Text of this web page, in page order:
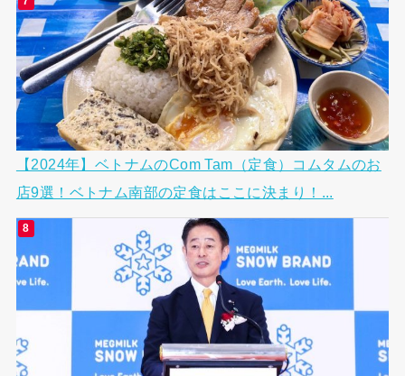
【2024年】ベトナムのCom Tam（定食）コムタムのお
店9選！ベトナム南部の定食はここに決まり！...